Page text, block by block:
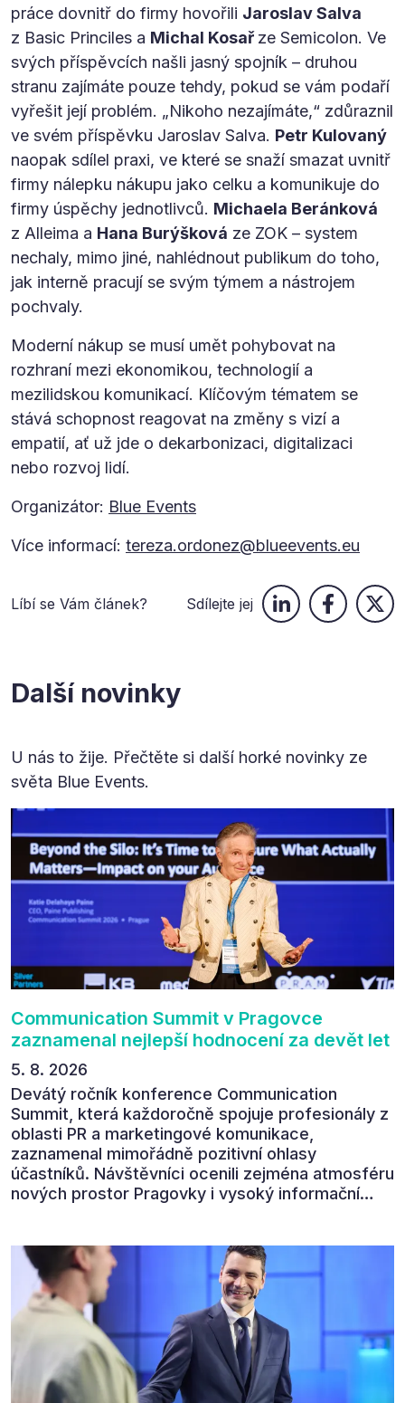
práce dovnitř do firmy hovořili Jaroslav Salva
z Basic Princiles a Michal Kosařze Semicolon. Ve
svých příspěvcích našli jasný spojník – druhou
stranu zajímáte pouze tehdy, pokud se vám podaří
vyřešit její problém. „Nikoho nezajímáte,“ zdůraznil
ve svém příspěvku Jaroslav Salva. Petr Kulovaný
naopak sdílel praxi, ve které se snaží smazat uvnitř
firmy nálepku nákupu jako celku a komunikuje do
firmy úspěchy jednotlivců. Michaela Beránková
z Alleima a Hana Burýšková ze ZOK – system
nechaly, mimo jiné, nahlédnout publikum do toho,
jak interně pracují se svým týmem a nástrojem
pochvaly.
Moderní nákup se musí umět pohybovat na
rozhraní mezi ekonomikou, technologií a
mezilidskou komunikací. Klíčovým tématem se
stává schopnost reagovat na změny s vizí a
empatií, ať už jde o dekarbonizaci, digitalizaci
nebo rozvoj lidí.
Organizátor: Blue Events
Více informací: tereza.ordonez@blueevents.eu
Líbí se Vám článek? Sdílejte jej
Další novinky
U nás to žije. Přečtěte si další horké novinky ze
světa Blue Events.
Communication Summit v Pragovce
zaznamenal nejlepší hodnocení za devět let
5. 8. 2026
Devátý ročník konference Communication
Summit, která každoročně spojuje profesionály z
oblasti PR a marketingové komunikace,
zaznamenal mimořádně pozitivní ohlasy
účastníků. Návštěvníci ocenili zejména atmosféru
nových prostor Pragovky i vysoký informační
zúčastnit i příštího ročníku. „Příjemná konference,
výborný program, hezké prostory, Daniel Stach
absolutně nejlepší moderátor!!!“ Tak shrnul
Communication Summit jeden z 330 účastníků ve
své zpětné vazbě. Ta potvrdila, co bylo slyšet i
cítit po celý 9. červen v Pragovce – že ročník s
tématem „Od chaosu k dopadu“ se skutečně
povedl.